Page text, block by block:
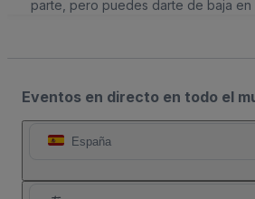
parte, pero puedes darte de baja en
Eventos en directo en todo el
España